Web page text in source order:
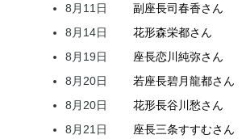
8月11日
副座長司春香さん
8月14日
花形森栄都さん
8月19日
座長恋川純弥さん
8月20日
若座長碧月龍都さん
8月20日
花形長谷川愁さん
8月21日
座長三条すすむさん